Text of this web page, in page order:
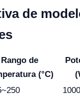
de
Rango de
(°C)
1000